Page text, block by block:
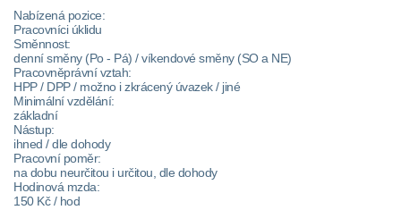
Nabízená pozice:
Pracovníci úklidu
Směnnost:
denní směny (Po - Pá) / víkendové směny (SO a NE)
Pracovněprávní vztah:
HPP / DPP / možno i zkrácený úvazek / jiné
Minimální vzdělání:
základní
Nástup:
ihned / dle dohody
Pracovní poměr:
na dobu neurčitou i určitou, dle dohody
Hodinová mzda:
150 Kč / hod